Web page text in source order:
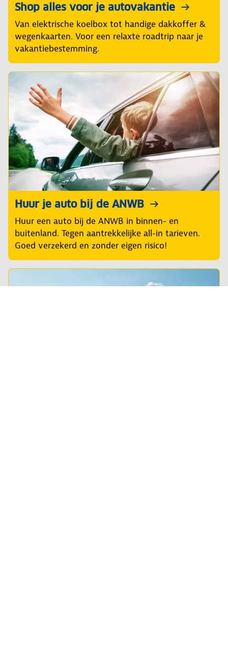
Shop alles voor je autovakantie
Van elektrische koelbox tot handige dakkoffer &
wegenkaarten. Voor een relaxte roadtrip naar je
vakantiebestemming.
Huur je auto bij de ANWB
Huur een auto bij de ANWB in binnen- en
buitenland. Tegen aantrekkelijke all-in tarieven.
Goed verzekerd en zonder eigen risico!